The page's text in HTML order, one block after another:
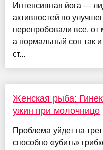
Интенсивная йога —
активностей по
перепробовали все,
а нормальный сон так
ст...
Женская рыба:
ужин при молочнице
Проблема уйдет на
способно «убить»